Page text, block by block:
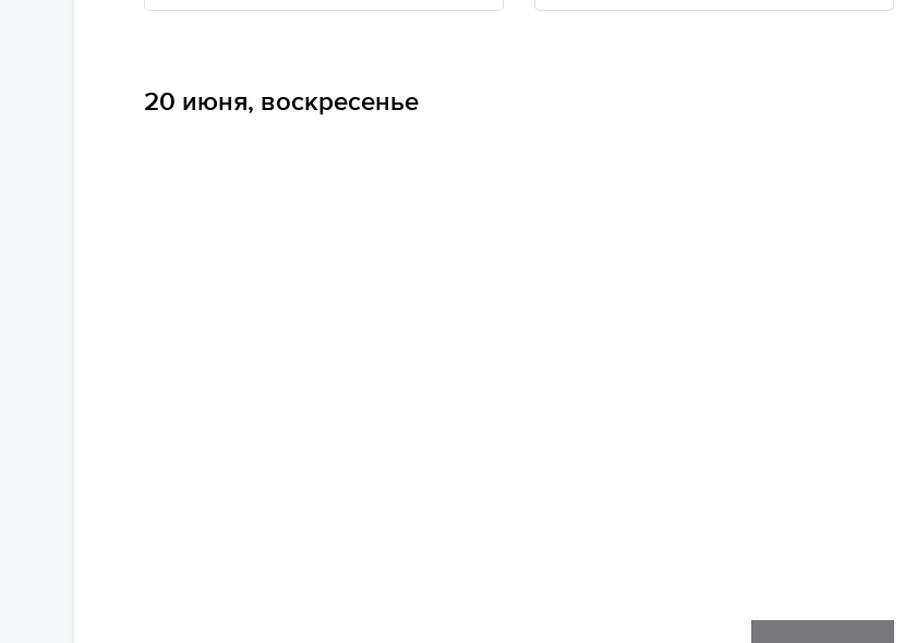
20 июня, воскресенье